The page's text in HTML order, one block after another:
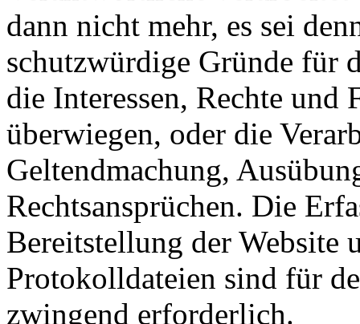
dann nicht mehr, es sei
schutzwürdige Gründe für
die Interessen, Rechte und
überwiegen, oder die
Geltendmachung,
Rechtsansprüchen. Die
Bereitstellung der Website
Protokolldateien sind für
zwingend erforderlich.